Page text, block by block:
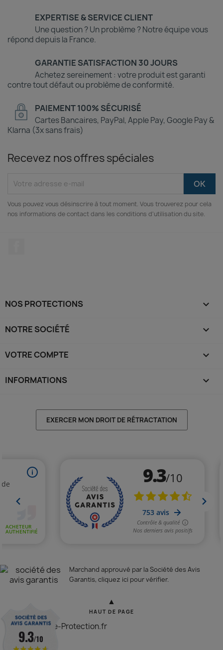
EXPERTISE & SERVICE CLIENT
Une question ? Un problème ? Notre équipe vous
répond depuis la France.
GARANTIE SATISFACTION 30 JOURS
Achetez sereinement : votre produit est garanti
contre tout défaut ou problème de conformité.
PAIEMENT 100% SÉCURISÉ
Cartes Bancaires, PayPal, Apple Pay, Google Pay &
Klarna (3x sans frais)
Recevez nos offres spéciales
Vous pouvez vous désinscrire à tout moment. Vous trouverez pour cela
nos informations de contact dans les conditions d'utilisation du site.
NOS PROTECTIONS 
NOTRE SOCIÉTÉ 
VOTRE COMPTE 
INFORMATIONS keyboard_arrow_down
EXERCER MON DROIT DE RÉTRACTATION
Marchand approuvé par la Société des Avis
Garantis, cliquez ici pour vérifier.
▲
HAUT DE PAGE
© 2026 - Vitre-Protection.fr
9.3/10